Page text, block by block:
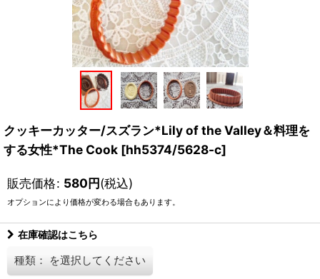
クッキーカッター/スズラン*Lily of the Valley＆料理を
する女性*The Cook [hh5374/5628-c]
販売価格: 580円(税込)
オプションにより価格が変わる場合もあります。
在庫確認はこちら
種類： を選択してください